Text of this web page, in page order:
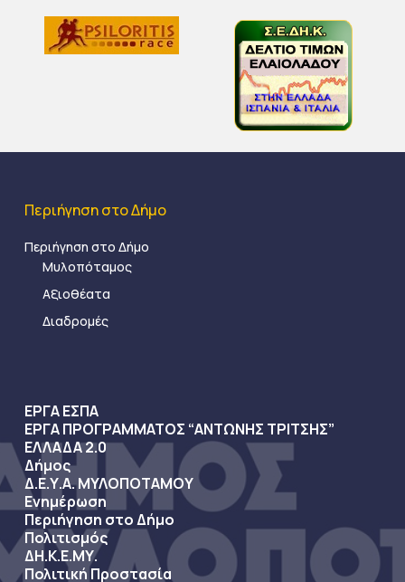
Περιήγηση στο Δήμο
Περιήγηση στο Δήμο
Μυλοπόταμος
Αξιοθέατα
Διαδρομές
ΕΡΓΑ ΕΣΠΑ
ΕΡΓΑ ΠΡΟΓΡΑΜΜΑΤΟΣ “ΑΝΤΩΝΗΣ ΤΡΙΤΣΗΣ”
ΕΛΛΑΔΑ 2.0
Δήμος
Δ.Ε.Υ.Α. ΜΥΛΟΠΟΤΑΜΟΥ
Ενημέρωση
Περιήγηση στο Δήμο
Πολιτισμός
ΔΗ.Κ.Ε.ΜΥ.
Πολιτική Προστασία